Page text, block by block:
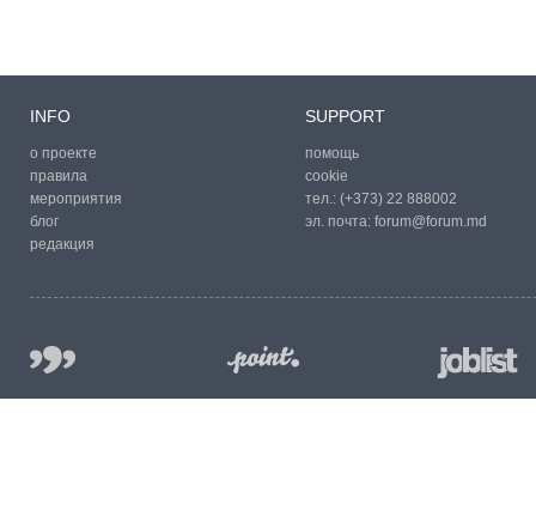
INFO
о проекте
правила
мероприятия
блог
редакция
SUPPORT
помощь
cookie
тел.: (+373) 22 888002
эл. почта: forum@forum.md